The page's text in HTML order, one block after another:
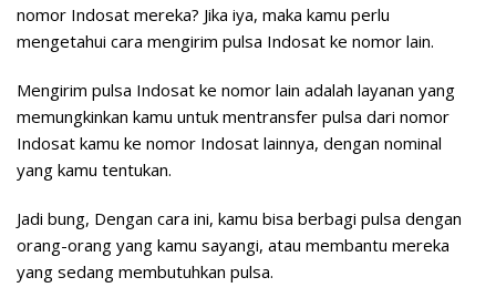
nomor Indosat mereka? Jika iya, maka kamu perlu
mengetahui cara mengirim pulsa Indosat ke nomor lain.
Mengirim pulsa Indosat ke nomor lain adalah layanan yang
memungkinkan kamu untuk mentransfer pulsa dari nomor
Indosat kamu ke nomor Indosat lainnya, dengan nominal
yang kamu tentukan.
Jadi bung, Dengan cara ini, kamu bisa berbagi pulsa dengan
orang-orang yang kamu sayangi, atau membantu mereka
yang sedang membutuhkan pulsa.